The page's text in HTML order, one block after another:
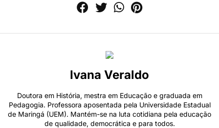
Ivana Veraldo
Doutora em História, mestra em Educação e graduada em
Pedagogia. Professora aposentada pela Universidade Estadual
de Maringá (UEM). Mantém-se na luta cotidiana pela educação
de qualidade, democrática e para todos.